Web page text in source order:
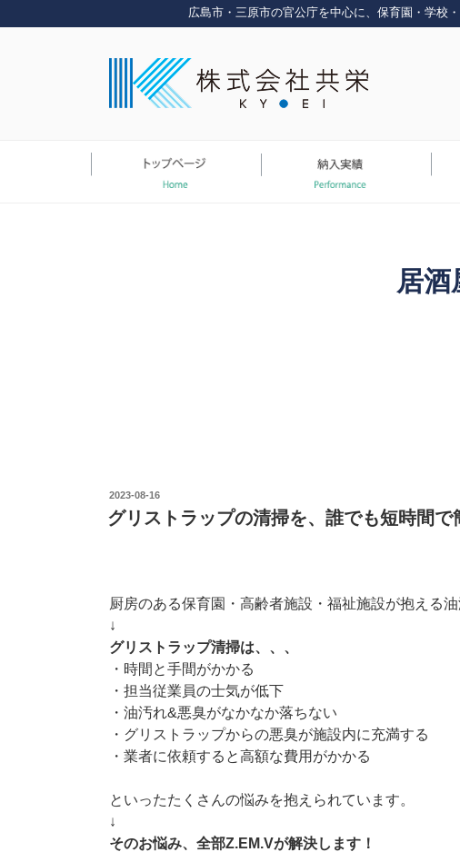
ン
広島市・三原市の官公庁を中心に、保育園・学校
居
投
稿
日:
2023-08-16
グリストラップの清掃を、誰でも短時間で
厨房のある保育園・高齢者施設・福祉施設が抱える
↓
グリストラップ清掃は、、、
・時間と手間がかかる
・担当従業員の士気が低下
・油汚れ&悪臭がなかなか落ちない
・グリストラップからの悪臭が施設内に充満する
・業者に依頼すると高額な費用がかかる
といったたくさんの悩みを抱えられています。
↓
そのお悩み、全部Z.EM.Vが解決します！